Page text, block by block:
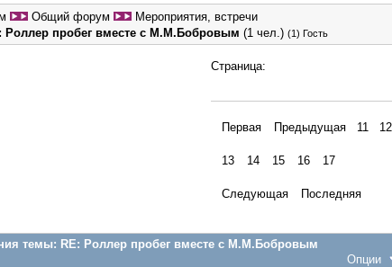
Общий форум
Мероприятия, встречи
Роллер пробег вместе с М.М.Бобровым (1 чел.) (1) Гость
Страница:
Первая Предыдущая 11 12
13 14 15 16 17
Следующая Последняя
темы: RE: Роллер пробег вместе с М.М.Бобровым
Опции